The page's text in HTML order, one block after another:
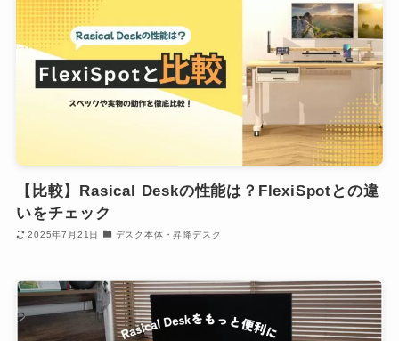
【比較】Rasical Deskの性能は？FlexiSpotとの違
いをチェック
2025年7月21日 デスク本体・昇降デスク